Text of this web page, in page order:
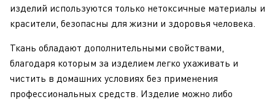
изделий используются только нетоксичные материалы и
красители, безопасны для жизни и здоровья человека.
Ткань обладают дополнительными свойствами,
благодаря которым за изделием легко ухаживать и
чистить в домашних условиях без применения
профессиональных средств. Изделие можно либо